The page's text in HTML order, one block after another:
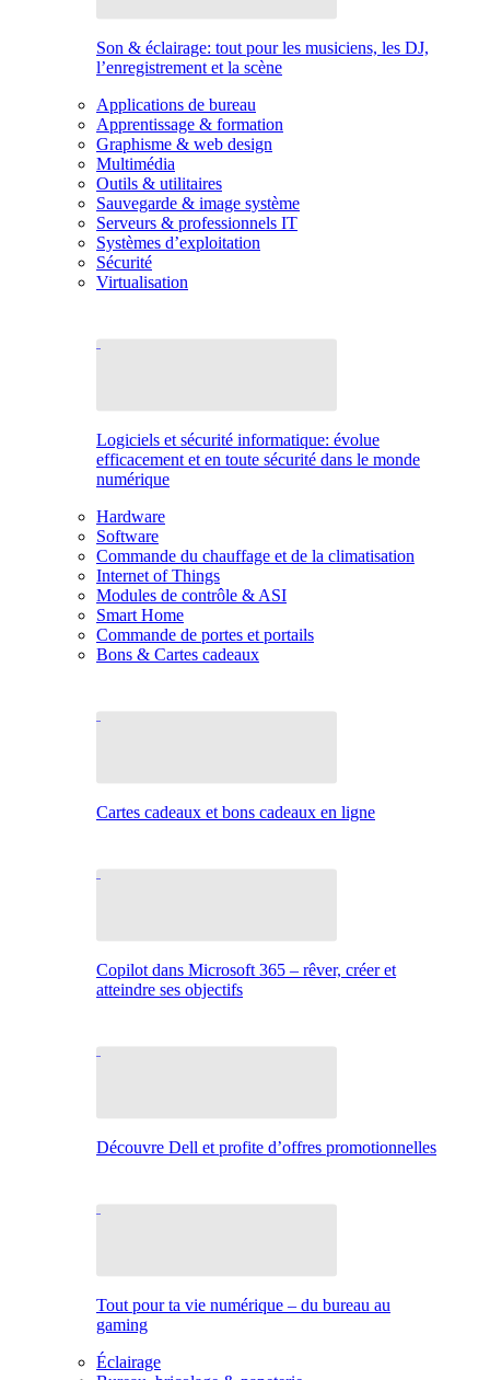
Son & éclairage: tout pour les musiciens, les DJ,
l’enregistrement et la scène
Applications de bureau
Apprentissage & formation
Graphisme & web design
Multimédia
Outils & utilitaires
Sauvegarde & image système
Serveurs & professionnels IT
Systèmes d’exploitation
Sécurité
Virtualisation
Logiciels et sécurité informatique: évolue
efficacement et en toute sécurité dans le monde
numérique
Hardware
Software
Commande du chauffage et de la climatisation
Internet of Things
Modules de contrôle & ASI
Smart Home
Commande de portes et portails
Bons & Cartes cadeaux
Cartes cadeaux et bons cadeaux en ligne
Copilot dans Microsoft 365 – rêver, créer et
atteindre ses objectifs
Découvre Dell et profite d’offres promotionnelles
Tout pour ta vie numérique – du bureau au
gaming
Éclairage